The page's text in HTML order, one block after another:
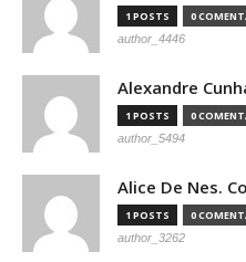
1 POSTS 0
author_4446
Alexandre
1 POSTS 0
author_5494
Alice De Nes.
1 POSTS 0
author_3262